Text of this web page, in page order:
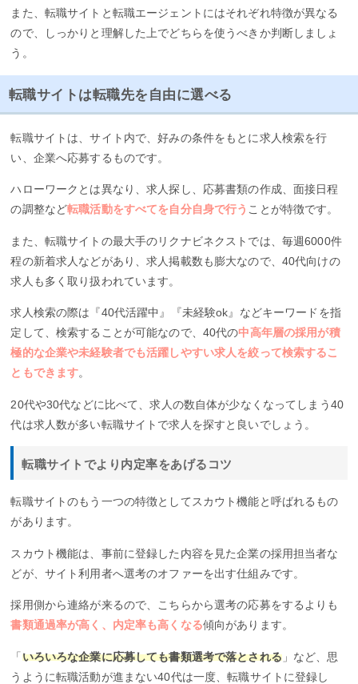
また、転職サイトと転職エージェントにはそれぞれ特徴が異なる
ので、しっかりと理解した上でどちらを使うべきか判断しましょ
う。
転職サイトは転職先を自由に選べる
転職サイトは、サイト内で、好みの条件をもとに求人検索を行
い、企業へ応募するものです。
ハローワークとは異なり、求人探し、応募書類の作成、面接日程
の調整など転職活動をすべてを自分自身で行う ことが特徴です。
また、転職サイトの最大手のリクナビネクストでは、毎週6000件
程の新着求人などがあり、求人掲載数も膨大なので、40代向けの
求人も多く取り扱われています。
求人検索の際は『40代活躍中』『未経験ok』などキーワードを指
定して、検索することが可能なので、40代の中高年層の採用が積
極的な企業や未経験者でも活躍しやすい求人を絞って検索するこ
ともできます。
20代や30代などに比べて、求人の数自体が少なくなってしまう40
代は求人数が多い転職サイトで求人を探すと良いでしょう。
転職サイトでより内定率をあげるコツ
転職サイトのもう一つの特徴としてスカウト機能と呼ばれるもの
があります。
スカウト機能は、事前に登録した内容を見た企業の採用担当者な
どが、サイト利用者へ選考のオファーを出す仕組みです。
採用側から連絡が来るので、こちらから選考の応募をするよりも
書類通過率が高く、内定率も高くなる傾向があります。
「 いろいろな企業に応募しても書類選考で落とされる」など、思
うように転職活動が進まない40代は一度、転職サイトに登録し